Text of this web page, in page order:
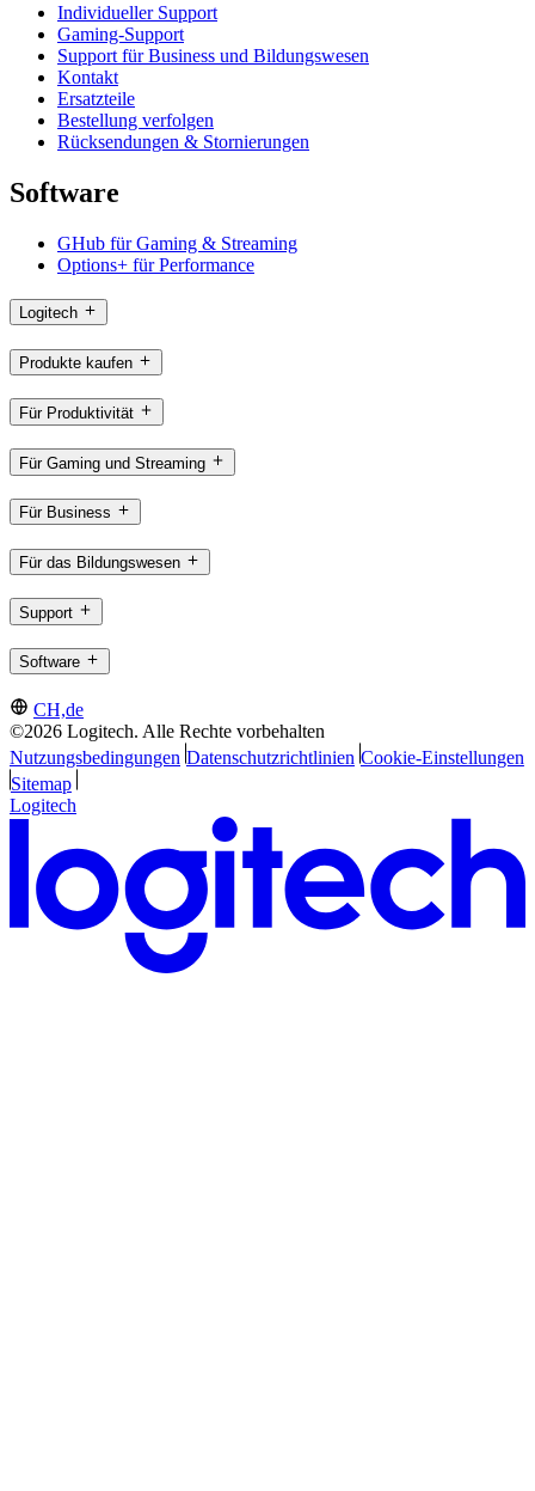
Individueller Support
Gaming-Support
Support für Business und Bildungswesen
Kontakt
Ersatzteile
Bestellung verfolgen
Rücksendungen & Stornierungen
Software
GHub für Gaming & Streaming
Options+ für Performance
Logitech
Produkte kaufen
Für Produktivität
Für Gaming und Streaming
Für Business
Für das Bildungswesen
Support
Software
CH,de
©2026 Logitech. Alle Rechte vorbehalten
Nutzungsbedingungen Datenschutzrichtlinien Cookie-Einstellungen
Sitemap
Logitech